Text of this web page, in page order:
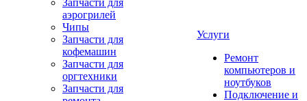
Запчасти для
аэрогрилей
Чипы
Запчасти для
кофемашин
Запчасти для
оргтехники
Запчасти для
Услуги
Ремонт
компьютеров и
ноутбуков
Подключение и